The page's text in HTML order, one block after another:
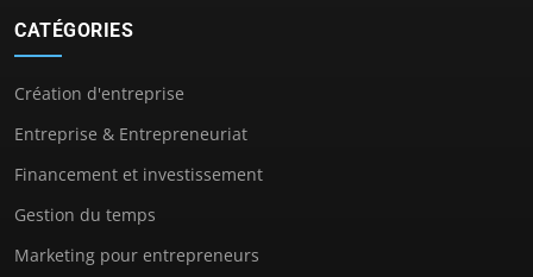
CATÉGORIES
Création d'entreprise
Entreprise & Entrepreneuriat
Financement et investissement
Gestion du temps
Marketing pour entrepreneurs